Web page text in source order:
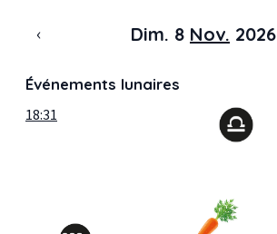
‹ Dim. 8 Nov. 2026
Événements lunaires
18:31